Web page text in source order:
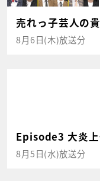
売れっ子芸人の
8月6日(木)放送分
Episode3 大炎
8月5日(水)放送分